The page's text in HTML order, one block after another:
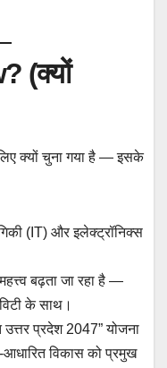
(क्यों
क्यों चुना गया है — इसके
(IT) और इलेक्ट्रॉनिक्स
बढ़ता जा रहा है —
के साथ।
प्रदेश 2047” योजना
विकास को प्रमुख